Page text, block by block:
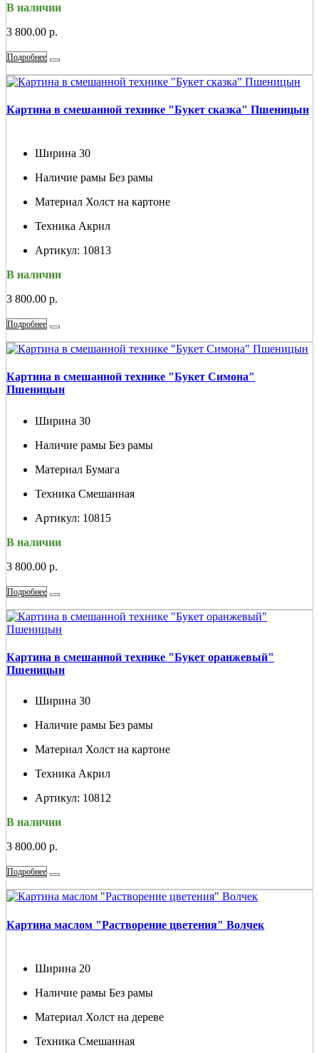
В наличии
3 800.00 р.
Подробнее
Картина в смешанной технике "Букет сказка" Пшеницын
Ширина 30
Наличие рамы Без рамы
Материал Холст на картоне
Техника Акрил
Артикул: 10813
В наличии
3 800.00 р.
Подробнее
Картина в смешанной технике "Букет Симона"
Пшеницын
Ширина 30
Наличие рамы Без рамы
Материал Бумага
Техника Смешанная
Артикул: 10815
В наличии
3 800.00 р.
Подробнее
Картина в смешанной технике "Букет оранжевый"
Пшеницын
Ширина 30
Наличие рамы Без рамы
Материал Холст на картоне
Техника Акрил
Артикул: 10812
В наличии
3 800.00 р.
Подробнее
Картина маслом "Растворение цветения" Волчек
Ширина 20
Наличие рамы Без рамы
Материал Холст на дереве
Техника Смешанная